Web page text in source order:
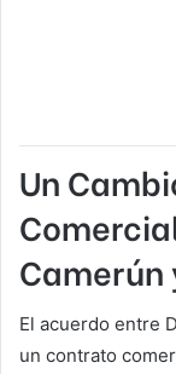
Un
Camerún
El acuerdo entre
un contrato